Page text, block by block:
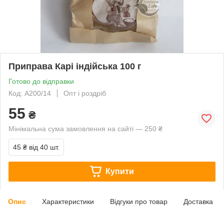
Приправа Карі індійська 100 г
Готово до відправки
Код: А200/14
Опт і роздріб
55 ₴
Мінімальна сума замовлення на сайті — 250 ₴
45 ₴ від 40 шт.
Купити
Опис Характеристики Відгуки про товар Доставка